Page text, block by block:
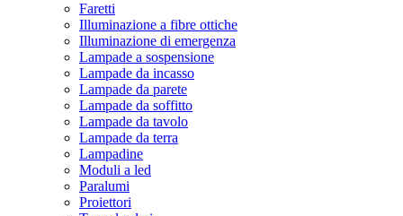
Faretti
Illuminazione a fibre ottiche
Illuminazione di emergenza
Lampade a sospensione
Lampade da incasso
Lampade da parete
Lampade da soffitto
Lampade da tavolo
Lampade da terra
Lampadine
Moduli a led
Paralumi
Proiettori